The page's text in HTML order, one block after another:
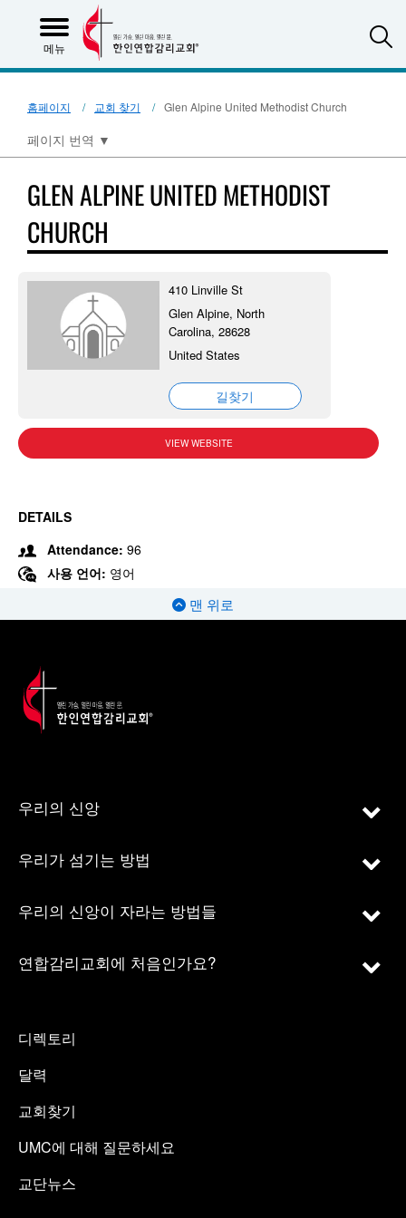
메뉴
홈페이지 교회 찾기 Glen Alpine United Methodist Church
페이지 번역 ▼
GLEN ALPINE UNITED METHODIST
CHURCH
410 Linville St
Glen Alpine, North
Carolina, 28628
United States
길찾기
VIEW WEBSITE
DETAILS
Attendance: 96
사용 언어: 영어
맨 위로
우리의 신앙
우리가 섬기는 방법
우리의 신앙이 자라는 방법들
연합감리교회에 처음인가요?
디렉토리
달력
교회찾기
UMC에 대해 질문하세요
교단뉴스